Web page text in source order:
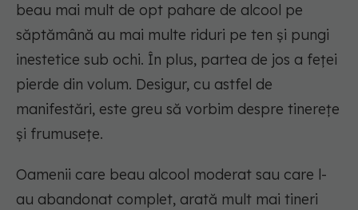
beau mai mult de opt pahare de alcool pe
săptămână au mai multe riduri pe ten și pungi
inestetice sub ochi. În plus, partea de jos a feței
pierde din volum. Desigur, cu astfel de
manifestări, este greu să vorbim despre tinerețe
și frumusețe.
Oamenii care beau alcool moderat sau care l-
au abandonat complet, arată mult mai tineri